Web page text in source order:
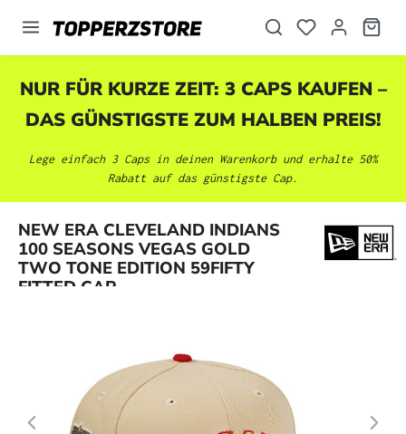
springen
NUR FÜR KURZE ZEIT: 3 CAPS KAUFEN –
DAS GÜNSTIGSTE ZUM HALBEN PREIS!
Lege einfach 3 Caps in deinen Warenkorb und erhalte 50%
Rabatt auf das günstigste Cap.
NEW ERA CLEVELAND INDIANS
100 SEASONS VEGAS GOLD
TWO TONE EDITION 59FIFTY
FITTED CAP
Bildergalerie überspringen